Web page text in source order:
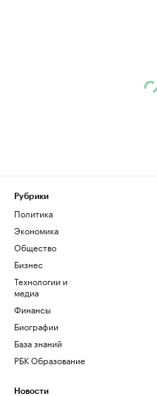
Рубрики
Политика
Экономика
Общество
Бизнес
Технологии и
медиа
Финансы
Биографии
База знаний
РБК Образование
Новости